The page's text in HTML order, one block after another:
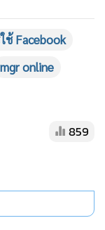
ช้ Facebook
mgr online
859